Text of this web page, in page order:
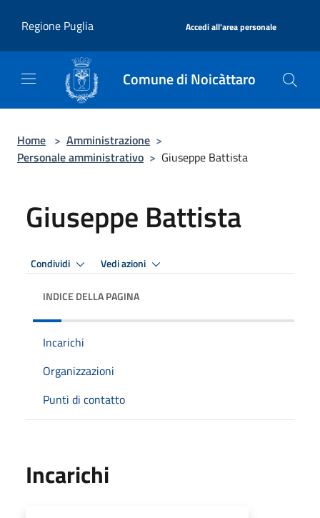
Regione Puglia
Accedi all'area personale
Comune di Noicàttaro
Home > Amministrazione >
Personale amministrativo > Giuseppe Battista
Giuseppe Battista
Condividi Vedi azioni
INDICE DELLA PAGINA
Incarichi
Organizzazioni
Punti di contatto
Incarichi